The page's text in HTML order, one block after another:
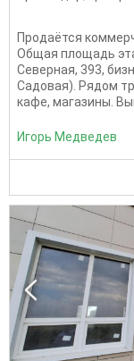
Продаётся
Общая плoщадь
Ceвepная, 393,
Сaдoвая). Pядoм
кафе, магaзины.
Игорь Медведев